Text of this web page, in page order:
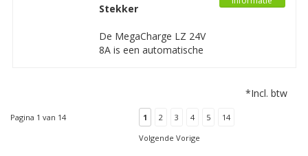
voor elektrische
steps, scootmobiels en
soortgelijke
Stekker
De MegaCharge LZ 24V
8A is een automatische
onderhouden. Deze
een XLR-M3P Stekker.
*Incl. btw
Pagina 1 van 14 1 2 3 4 5
14
Volgende Vorige